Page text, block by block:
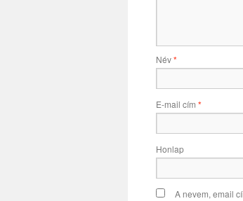
Név*
E-mail cím *
Honlap
A nevem, email